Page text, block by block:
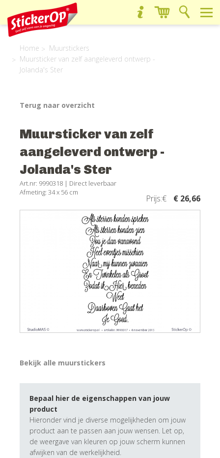
Home
Muurstickers
Muursticker van zelf aangeleverd ontwerp -
Jolanda's Ster
Terug naar overzicht
Muursticker van zelf
aangeleverd ontwerp -
Jolanda's Ster
Art.nr: 9990318 | Direct leverbaar
Afmeting: 34 x 56 cm
Prijs:€ € 26,66
Bekijk alle muurstickers
Bepaal hier de eigenschappen van jouw
product
Hieronder vind je diverse mogelijkheden om jouw
product aan te passen aan jouw wensen. Let op,
de weergave van kleuren op jouw scherm kunnen
afwijken van de werkelijkheid.